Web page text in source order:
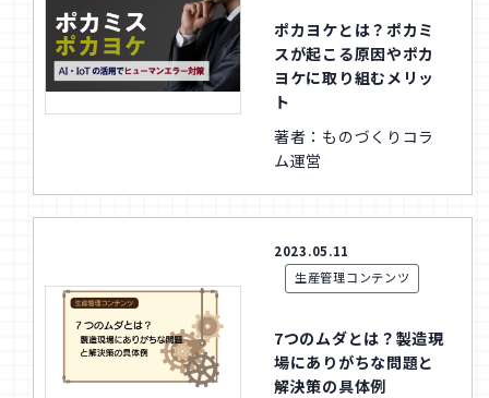
ポカヨケとは？ポカミ
スが起こる原因やポカ
ヨケに取り組むメリッ
ト
著者：ものづくりコラ
ム運営
2023.05.11
生産管理コンテンツ
7つのムダとは？製造現
場にありがちな問題と
解決策の具体例